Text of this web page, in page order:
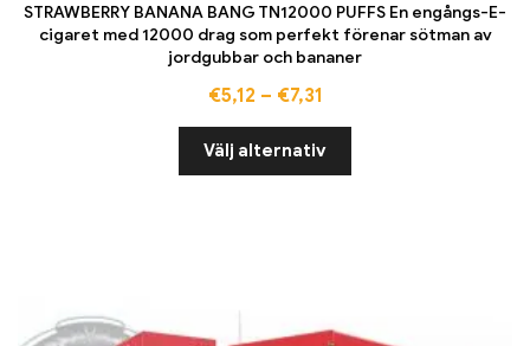
STRAWBERRY BANANA BANG TN12000 PUFFS En engångs-E-
cigaret med 12000 drag som perfekt förenar sötman av
jordgubbar och bananer
€5,12 – €7,31
Välj alternativ